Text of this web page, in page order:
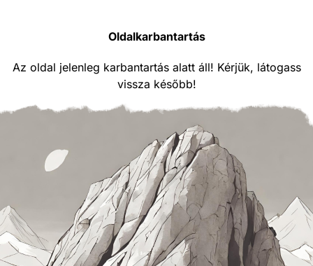
Oldalkarbantartás
Az oldal jelenleg karbantartás alatt áll! Kérjük, látogass
vissza később!